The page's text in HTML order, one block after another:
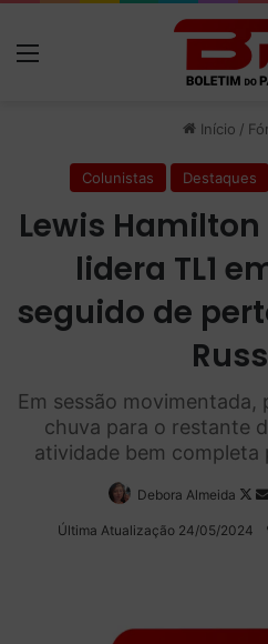
Início /
Colunistas Destaques
Lewis
lidera TL1
seguido de
Em sessão
chuva para o restante
atividade bem completa
Debora Almeida
Última Atualização 24/05/2024